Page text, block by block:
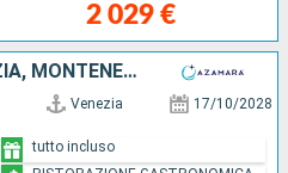
2 029 €
ITALIA, SLOVENIA, CROAZIA, MONTENEGRO, GRECIA
Venezia 17/10/2028
tutto incluso